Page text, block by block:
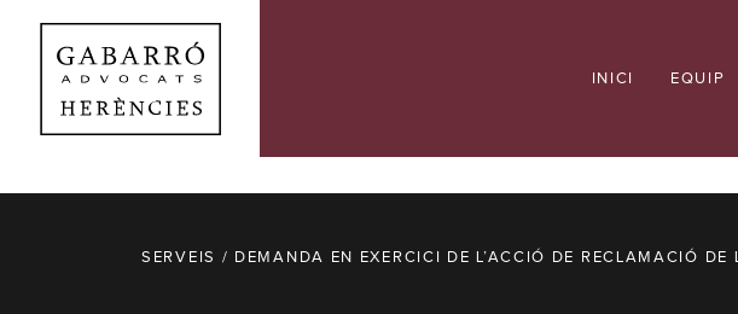
INICI EQUIP
SERVEIS / DEMANDA EN EXERCICI DE L’ACCIÓ DE RECLAMACIÓ